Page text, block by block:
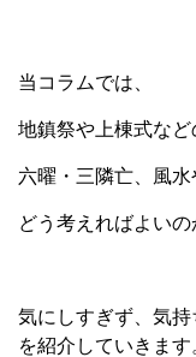
当コラムでは、
地鎮祭や上棟式など
六曜・三隣亡、風
どう考えればよいの
気にしすぎず、気
を紹介していきます